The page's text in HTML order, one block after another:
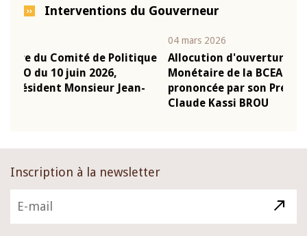
Interventions du Gouverneur
Allocution d'ouverture du Comité de Politique
Monétaire de la BCEAO du 4 mars 2026,
prononcée par son Président Monsieur Jean-
Inscription à la newsletter